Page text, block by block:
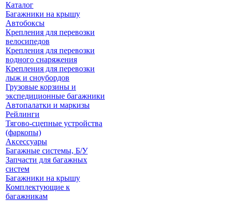
Каталог
Багажники на крышу
Автобоксы
Крепления для перевозки
велосипедов
Крепления для перевозки
водного снаряжения
Крепления для перевозки
лыж и сноубордов
Грузовые корзины и
экспедиционные багажники
Автопалатки и маркизы
Рейлинги
Тягово-сцепные устройства
(фаркопы)
Аксессуары
Багажные системы, Б/У
Запчасти для багажных
систем
Багажники на крышу
Комплектующие к
багажникам